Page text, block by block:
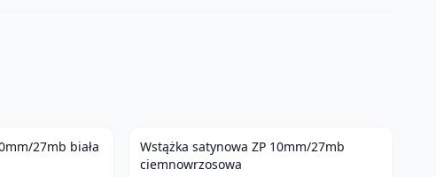
27mb biała
Wstążka satynowa ZP 10mm/27mb
ciemnowrzosowa